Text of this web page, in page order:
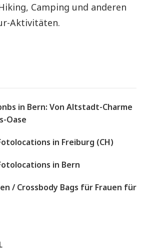
Camping und anderen
Aktivitäten.
in Bern: Von Altstadt-Charme
Oase
in Freiburg (CH)
in Bern
/ Crossbody Bags für Frauen für